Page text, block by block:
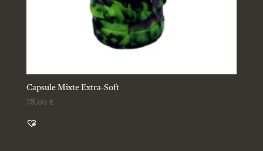
Capsule Mixte Extra-Soft
78,00 €